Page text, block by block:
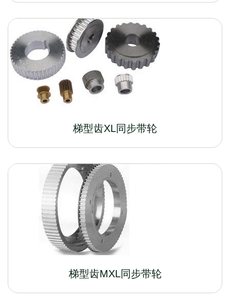
梯型齿XL同步带轮
梯型齿MXL同步带轮